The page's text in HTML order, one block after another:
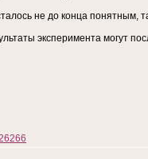
не до конца понятным,
эксперимента могут